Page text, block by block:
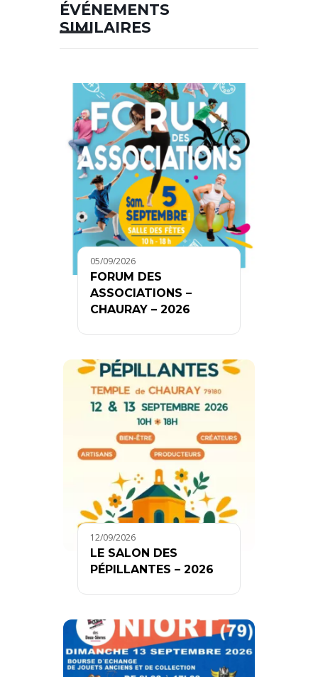
ÉVÉNEMENTS
SIMILAIRES
05/09/2026
FORUM DES
ASSOCIATIONS –
CHAURAY – 2026
12/09/2026
LE SALON DES
PÉPILLANTES – 2026